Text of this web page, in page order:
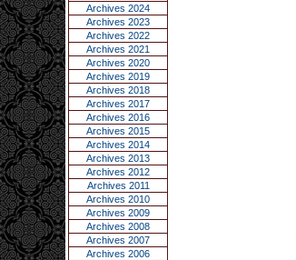
Archives 2024
Archives 2023
Archives 2022
Archives 2021
Archives 2020
Archives 2019
Archives 2018
Archives 2017
Archives 2016
Archives 2015
Archives 2014
Archives 2013
Archives 2012
Archives 2011
Archives 2010
Archives 2009
Archives 2008
Archives 2007
Archives 2006